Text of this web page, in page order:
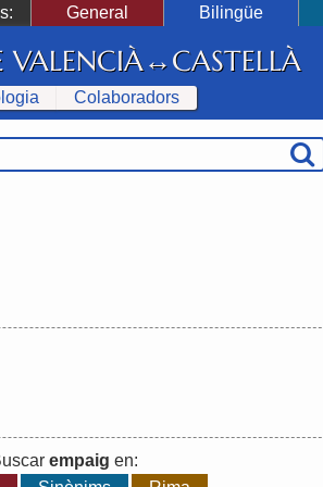
General Bilingüe
VALENCIÀ↔CASTELLÀ
Colaboradors
empaig en: